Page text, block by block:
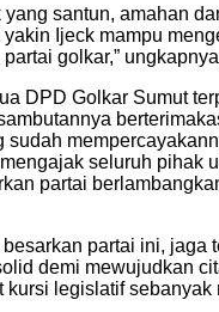
yang santun, amahan
Ijeck mampu
golkar,”
DPD Golkar Sumut
sudah
seluruh pihak
partai
besarkan partai ini, jaga
demi mewujudkan
kursi legislatif sebanyak